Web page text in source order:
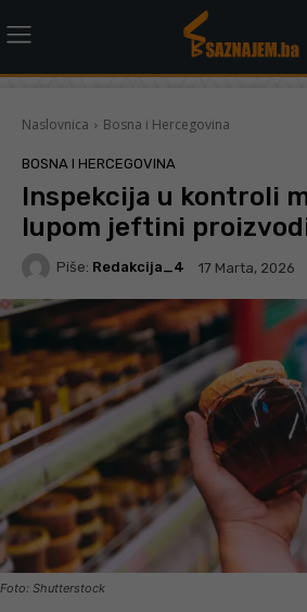
Naslovnica Bosna i Hercegovina
BOSNA I HERCEGOVINA
Inspekcija u kontroli
lupom jeftini
Piše: Redakcija_4 17 Marta, 2026
Foto: Shutterstock